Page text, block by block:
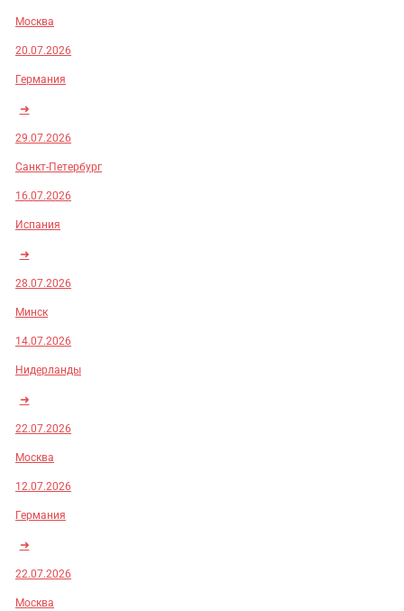
Москва
20.07.2026
Германия
➜
29.07.2026
Санкт-Петербург
16.07.2026
Испания
➜
28.07.2026
Минск
14.07.2026
Нидерланды
➜
22.07.2026
Москва
12.07.2026
Германия
➜
22.07.2026
Москва